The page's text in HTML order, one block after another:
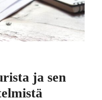
ja sen